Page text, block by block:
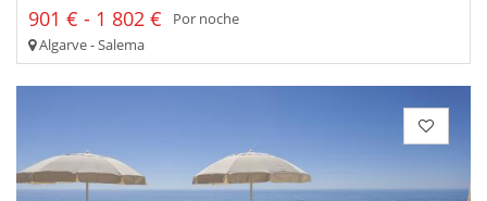
901 € - 1 802 €
Por noche
Algarve - Salema